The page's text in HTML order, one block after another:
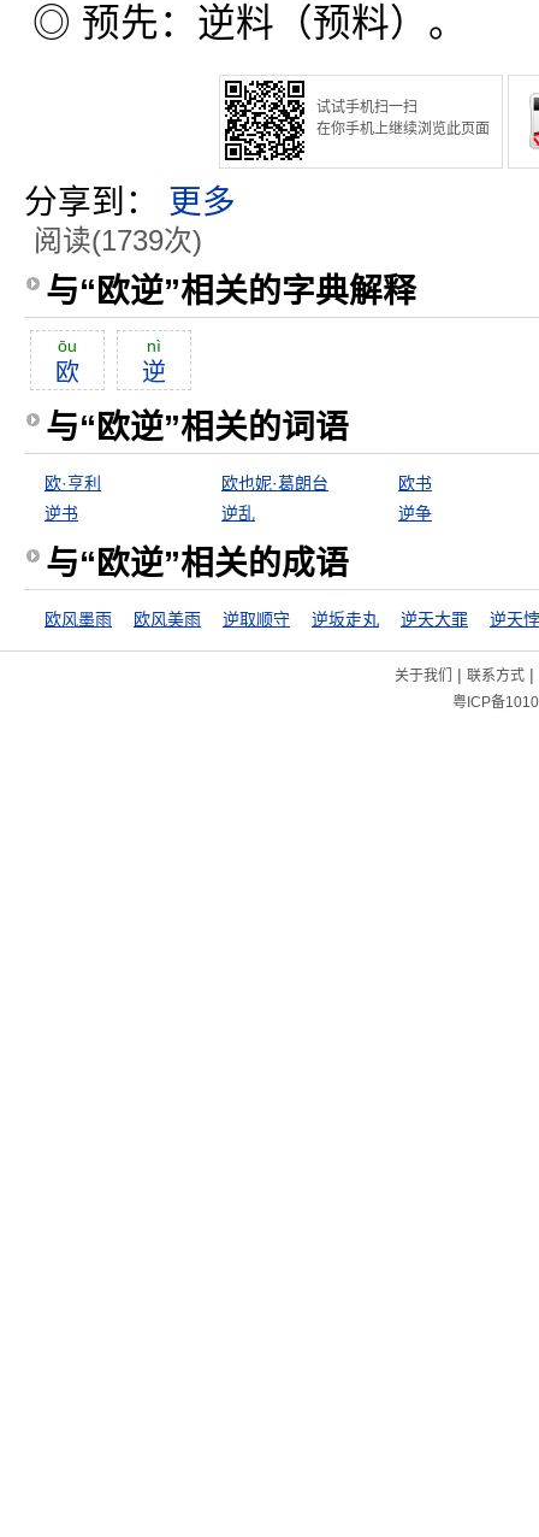
◎ 预先：逆料（预料）。
试试手机扫一扫
在你手机上继续浏览此页面
分享到： 更多
阅读(1739次)
与“欧逆”相关的字典解释
ōu
欧
nì
逆
与“欧逆”相关的词语
欧·亨利 欧也妮·葛朗台
欧书
逆书
逆乱 逆争
与“欧逆”相关的成语
欧风墨雨 欧风美雨 逆取顺守 逆坂走丸 逆天大罪 逆天
关于我们 | 联系方式|
粤ICP备